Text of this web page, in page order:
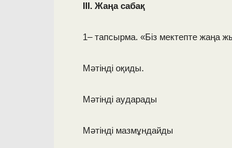
ІІІ. Жаңа сабақ
1– тапсырма. «Біз мектепте жаңа
Мәтінді оқиды.
Мәтінді аударады
Мәтінді мазмұндайды